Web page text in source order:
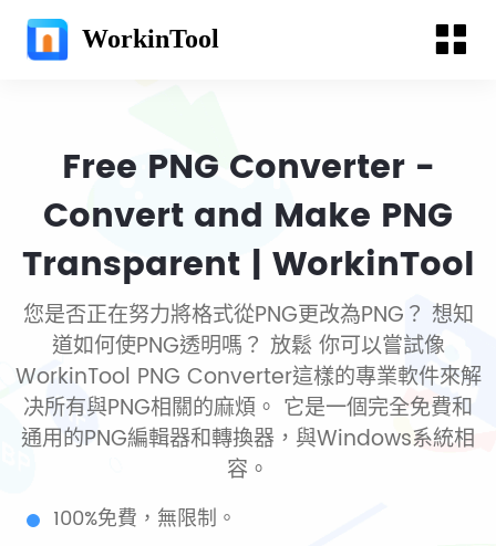
WorkinTool
Free PNG Converter -
Convert and Make PNG
Transparent | WorkinTool
您是否正在努力將格式從PNG更改為PNG？ 想知
道如何使PNG透明嗎？ 放鬆 你可以嘗試像
WorkinTool PNG Converter這樣的專業軟件來解
决所有與PNG相關的麻煩。 它是一個完全免費和
通用的PNG編輯器和轉換器，與Windows系統相
容。
100%免費，無限制。